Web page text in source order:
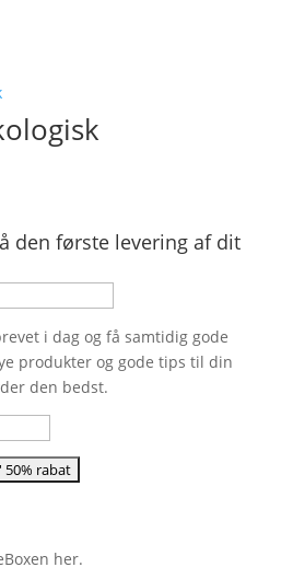
den første levering af dit
i dag og få samtidig gode
produkter og gode tips til din
den bedst.
her.